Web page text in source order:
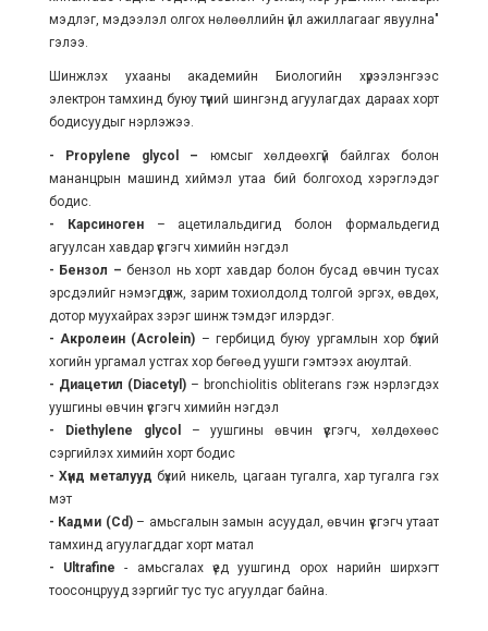
мэдлэг, мэдээлэл олгох нөлөөллийн үйл ажиллагааг явуулна"
гэлээ.
Шинжлэх ухааны академийн Биологийн хүрээлэнгээс
электрон тамхинд буюу түүний шингэнд агуулагдах дараах хорт
бодисуудыг нэрлэжээ.
- Propylene glycol –
юмсыг хөлдөөхгүй байлгах болон
мананцрын машинд хиймэл утаа бий болгоход хэрэглэдэг
бодис.
- Карсиноген
– ацетилальдигид болон формальдегид
агуулсан хавдар үүсгэгч химийн нэгдэл
- Бензол – бензол нь хорт хавдар болон бусад өвчин тусах
эрсдэлийг нэмэгдүүлж, зарим тохиолдолд толгой эргэх, өвдөх,
дотор муухайрах зэрэг шинж тэмдэг илэрдэг.
- Акролеин (Acrolein) – гербицид буюу ургамлын хор бүхий
хогийн ургамал устгах хор бөгөөд уушги гэмтээх аюултай.
- Диацетил (Diacetyl)– bronchiolitis obliterans гэж нэрлэгдэх
уушгины өвчин үүсгэгч химийн нэгдэл
- Diethylene glycol
– уушгины өвчин үүсгэгч, хөлдөхөөс
сэргийлэх химийн хорт бодис
- Хүнд металууд бүхий никель, цагаан тугалга, хар тугалга гэх
мэт
- Кадми (Cd)– амьсгалын замын асуудал, өвчин үүсгэгч утаат
тамхинд агуулагддаг хорт матал
- Ultrafine- амьсгалах үед уушгинд орох нарийн ширхэгт
тоосонцрууд зэргийг тус тус агуулдаг байна.